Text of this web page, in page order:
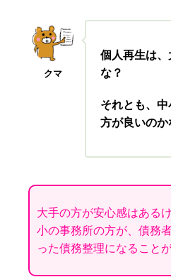
クマ
個人再生は
な？
それとも、
方が良いのか
大手の方が安心感はある
小の事務所の方が、債務
った債務整理になること